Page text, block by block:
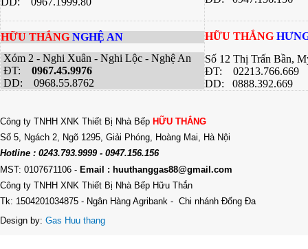
HỮU THẮNG NGHỆ AN
Xóm 2 - Nghi Xuân - Nghi Lộc - Nghệ An
ĐT: 0967.45.9976
DD: 0968.55.8762
HỮU THẮNG
Số 12 Thị Trấn Bần,
ĐT: 02213.766.669
DD: 0888.392.669
Công ty TNHH XNK Thiết Bị Nhà Bếp HỮU THẮNG
Số 5, Ngách 2, Ngõ 1295, Giải Phóng, Hoàng Mai, Hà Nội
Hotline : 0243.793.9999 - 0947.156.156
MST: 0107671106 - Email : huuthanggas88@gmail.com
Công ty TNHH XNK Thiết Bị Nhà Bếp Hữu Thắn
Tk: 1504201034875 - Ngân Hàng Agribank - Chi nhánh Đống Đa
Design by: Gas Huu thang